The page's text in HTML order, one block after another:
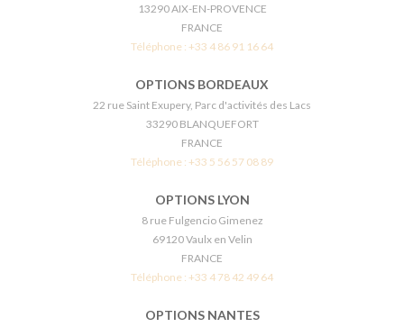
13290 AIX-EN-PROVENCE
FRANCE
Téléphone : +33 4 86 91 16 64
OPTIONS BORDEAUX
22 rue Saint Exupery, Parc d'activités des Lacs
33290 BLANQUEFORT
FRANCE
Téléphone : +33 5 56 57 08 89
OPTIONS LYON
8 rue Fulgencio Gimenez
69120 Vaulx en Velin
FRANCE
Téléphone : +33 4 78 42 49 64
OPTIONS NANTES